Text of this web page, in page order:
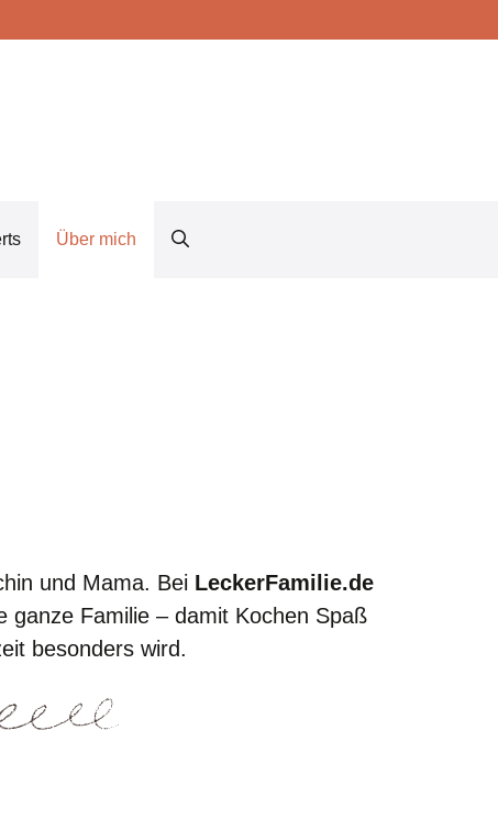
Über mich
und Mama. Bei LeckerFamilie.de
ganze Familie – damit Kochen Spaß
besonders wird.